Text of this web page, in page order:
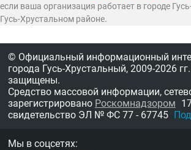
если ваша организация работает в городе
Гусь-Хрустальном районе.
© Официальный информационный
города Гусь-Хрустальный, 2009-2026 гг.
защищены.
Средство массовой информации,
зарегистрировано Роскомнадзором
свидетельство ЭЛ № ФС 77 - 67745
Мы в соцсетях: